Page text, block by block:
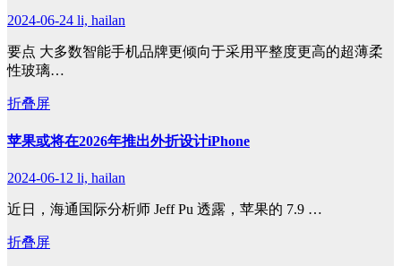
2024-06-24 li, hailan
要点 大多数智能手机品牌更倾向于采用平整度更高的超薄柔
性玻璃…
折叠屏
苹果或将在2026年推出外折设计iPhone
2024-06-12 li, hailan
近日，海通国际分析师 Jeff Pu 透露，苹果的 7.9 …
折叠屏